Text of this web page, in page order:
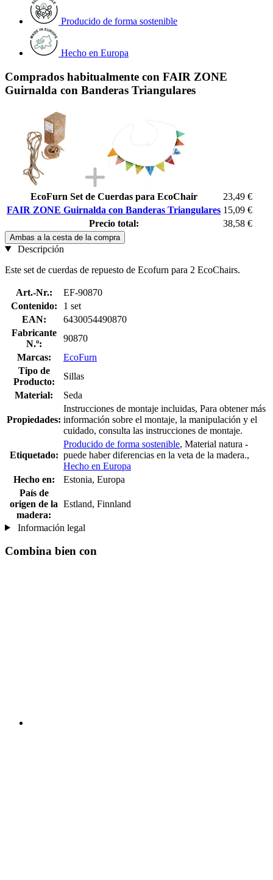
Producido de forma sostenible
Hecho en Europa
Comprados habitualmente con FAIR ZONE
Guirnalda con Banderas Triangulares
EcoFurn Set de Cuerdas para EcoChair
23,49 €
FAIR ZONE Guirnalda con Banderas Triangulares 15,09 €
Precio total:
38,58 €
Ambas a la cesta de la compra
Descripción
Este set de cuerdas de repuesto de Ecofurn para 2 EcoChairs.
Art.-Nr.:
EF-90870
Contenido:
1 set
EAN:
6430054490870
Fabricante
N.º:
90870
Marcas:
EcoFurn
Tipo de
Producto:
Sillas
Material:
Seda
Propiedades:
Instrucciones de montaje incluidas, Para obtener más
información sobre el montaje, la manipulación y el
cuidado, consulta las instrucciones de montaje.
Etiquetado:
Producido de forma sostenible, Material natura -
puede haber diferencias en la veta de la madera.,
Hecho en Europa
Hecho en:
Estonia, Europa
País de
origen de la
madera:
Estland, Finnland
Información legal
Combina bien con